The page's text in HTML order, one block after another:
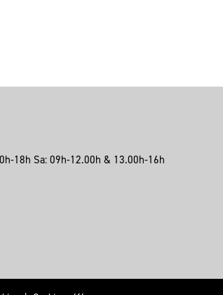
18h Sa: 09h-12.00h & 13.00h-16h